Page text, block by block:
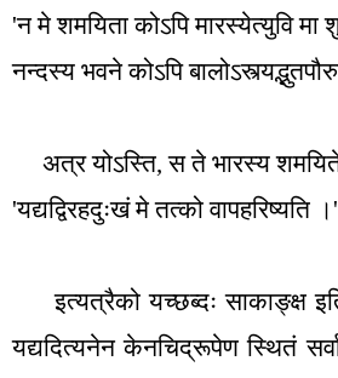
'न मे शमयिता कोऽपि मारस्येत्युवि मा
नन्दस्य भवने कोऽपि
अत्र योऽस्ति,स ते भारस्य
'यद्यद्विरहदुःखं मे तत्को वापहरिष्यति । '
इत्यत्रैको यच्छब्दः साकाङ्क्ष
यद्यदित्यनेन केनचिद्रूपेण स्थितं